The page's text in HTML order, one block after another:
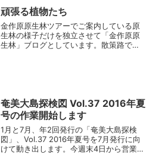
頑張る植物たち
金作原原生林ツアーでご案内している原
生林の様子だけを独立させて「金作原原
生林」ブログとしています。散策路では
奄美大島探検図 Vol.37 2016年夏
号の作業開始します
1月と7月、年2回発行の「奄美大島探検
図」、Vol.37 2016年夏号を7月発行に向
けて動き出します。今週末4日から営業に